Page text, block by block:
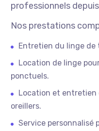
professionnels
Nos prestations
Entretien du linge de
Location de linge
ponctuels.
Location et
oreillers.
Service personnalisé